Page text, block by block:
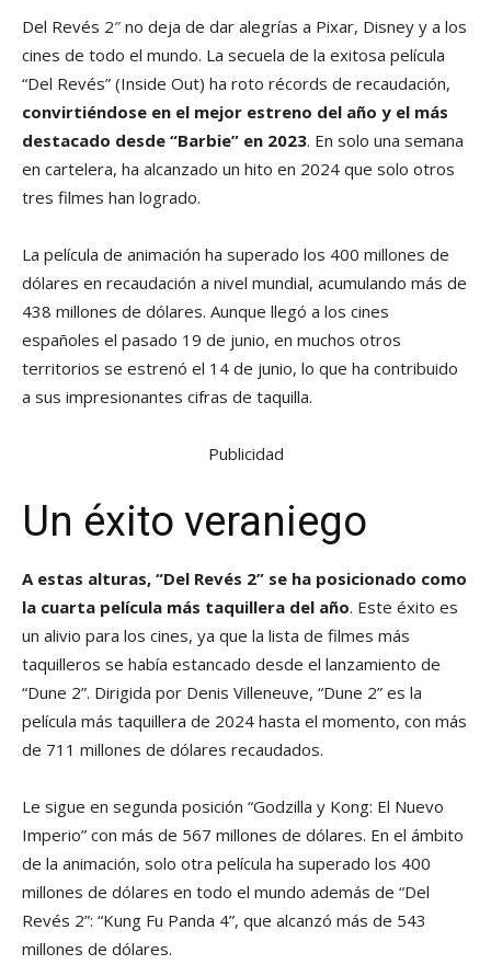
Del Revés 2″ no deja de dar alegrías a Pixar, Disney y a los
cines de todo el mundo. La secuela de la exitosa película
“Del Revés” (Inside Out) ha roto récords de recaudación,
convirtiéndose en el mejor estreno del año y el más
destacado desde “Barbie” en 2023. En solo una semana
en cartelera, ha alcanzado un hito en 2024 que solo otros
tres filmes han logrado.
La película de animación ha superado los 400 millones de
dólares en recaudación a nivel mundial, acumulando más de
438 millones de dólares. Aunque llegó a los cines
españoles el pasado 19 de junio, en muchos otros
territorios se estrenó el 14 de junio, lo que ha contribuido
a sus impresionantes cifras de taquilla.
Publicidad
Un éxito veraniego
A estas alturas, “Del Revés 2” se ha posicionado como
la cuarta película más taquillera del año. Este éxito es
un alivio para los cines, ya que la lista de filmes más
taquilleros se había estancado desde el lanzamiento de
“Dune 2”. Dirigida por Denis Villeneuve, “Dune 2” es la
película más taquillera de 2024 hasta el momento, con más
de 711 millones de dólares recaudados.
Le sigue en segunda posición “Godzilla y Kong: El Nuevo
Imperio” con más de 567 millones de dólares. En el ámbito
de la animación, solo otra película ha superado los 400
millones de dólares en todo el mundo además de “Del
Revés 2”: “Kung Fu Panda 4”, que alcanzó más de 543
millones de dólares.